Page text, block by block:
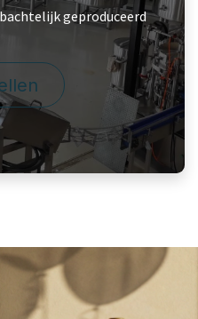
geproduceerd